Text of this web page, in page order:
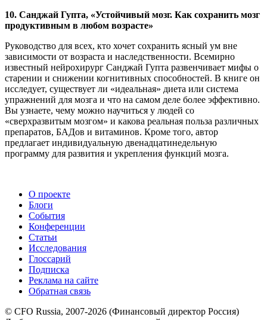
10. Санджай Гупта, «Устойчивый мозг. Как сохранить мозг
продуктивным в любом возрасте»
Руководство для всех, кто хочет сохранить ясный ум вне
зависимости от возраста и наследственности. Всемирно
известный нейрохирург Санджай Гупта развенчивает мифы о
старении и снижении когнитивных способностей. В книге он
исследует, существует ли «идеальная» диета или система
упражнений для мозга и что на самом деле более эффективно.
Вы узнаете, чему можно научиться у людей со
«сверхразвитым мозгом» и какова реальная польза различных
препаратов, БАДов и витаминов. Кроме того, автор
предлагает индивидуальную двенадцатинедельную
программу для развития и укрепления функций мозга.
О проекте
Блоги
События
Конференции
Статьи
Исследования
Глоссарий
Подписка
Реклама на сайте
Обратная связь
© CFO Russia, 2007-2026 (Финансовый директор Россия)